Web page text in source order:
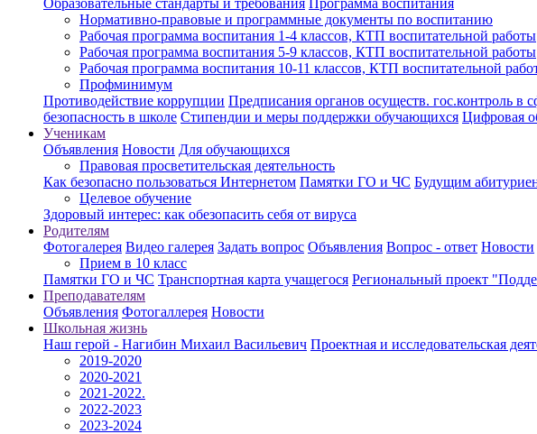
Образовательные стандарты и требования Программа воспитания
Нормативно-правовые и программные документы по воспитанию
Рабочая программа воспитания 1-4 классов, КТП воспитательной работы
Рабочая программа воспитания 5-9 классов, КТП воспитательной работы
Рабочая программа воспитания 10-11 классов, КТП воспитательной
Профминимум
Противодействие коррупции Предписания органов осуществ. гос.контроль в
безопасность в школе Стипендии и меры поддержки обучающихся Цифровая
Ученикам
Объявления Новости Для обучающихся
Правовая просветительская деятельность
Как безопасно пользоваться Интернетом Памятки ГО и ЧС Будущим
Целевое обучение
Здоровый интерес: как обезопасить себя от вируса
Родителям
Фотогалерея Видео галерея Задать вопрос Объявления Вопрос - ответ Новости
Прием в 10 класс
Памятки ГО и ЧС Транспортная карта учащегося Региональный проект
Преподавателям
Объявления Фотогаллерея Новости
Школьная жизнь
Наш герой - Нагибин Михаил Васильевич Проектная и исследовательская
2019-2020
2020-2021
2021-2022.
2022-2023
2023-2024